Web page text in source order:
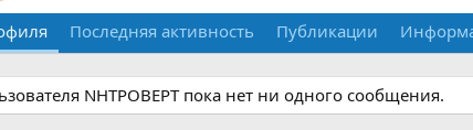
Последняя активность Публикации
NHTPOBEPT пока нет ни одного сообщения.